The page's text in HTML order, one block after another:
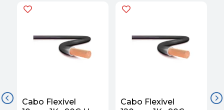
Cabo Flexivel
Cabo Flexivel